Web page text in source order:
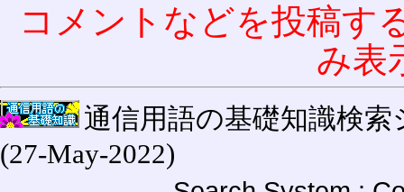
コメントなどを投稿す
み表
通信用語の基礎知識検索
(27-May-2022)